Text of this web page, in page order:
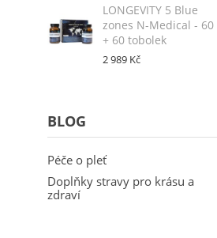
LONGEVITY 5 Blue
zones N-Medical - 60
+ 60 tobolek
2 989 Kč
BLOG
Péče o pleť
Doplňky stravy pro krásu a
zdraví